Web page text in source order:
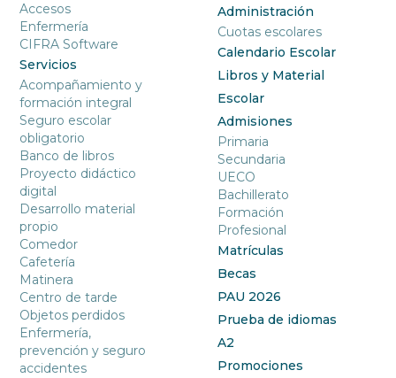
Accesos
Enfermería
CIFRA Software
Servicios
Acompañamiento y
formación integral
Seguro escolar
obligatorio
Banco de libros
Proyecto didáctico
digital
Desarrollo material
propio
Comedor
Cafetería
Matinera
Centro de tarde
Objetos perdidos
Enfermería,
prevención y seguro
accidentes
Administración
Cuotas escolares
Calendario Escolar
Libros y Material
Escolar
Admisiones
Primaria
Secundaria
UECO
Bachillerato
Formación
Profesional
Matrículas
Becas
PAU 2026
Prueba de idiomas
A2
Promociones